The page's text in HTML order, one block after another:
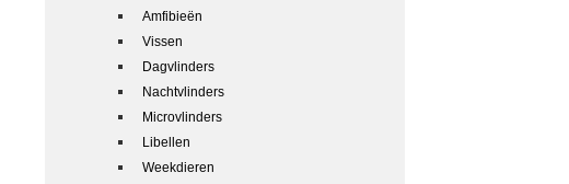
Amfibieën
Vissen
Dagvlinders
Nachtvlinders
Microvlinders
Libellen
Weekdieren